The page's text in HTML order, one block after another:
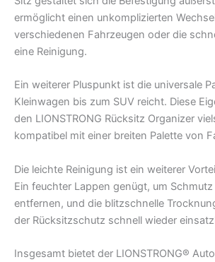
ermöglicht einen unkomplizierten
verschiedenen Fahrzeugen oder die
eine Reinigung.
Ein weiterer Pluspunkt ist die universale
Kleinwagen bis zum SUV reicht. Diese
den LIONSTRONG Rücksitz Organizer
kompatibel mit einer breiten Palette von
Die leichte Reinigung ist ein weiterer
Ein feuchter Lappen genügt, um
entfernen, und die blitzschnelle
der Rücksitzschutz schnell wieder
Insgesamt bietet der LIONSTRONG®